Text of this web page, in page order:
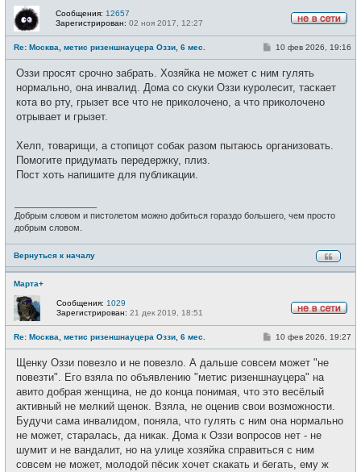
в
с
Сообщения: 12657
Зарегистрирован: 02 ноя 2017, 12:27
Re: Москва, метис ризеншнауцера Оззи, 6 мес.
С
б
щ
н
10 фев 2026, 19:16
Оззи просят срочно забрать. Хозяйка не может с ним гулять
нормально, она инвалид. Дома со скуки Оззи куролесит, таскает
кота во рту, грызет все что не приколочено, а что приколочено
отрывает и грызет.
Хелп, товарищи, а стопицот собак разом пытаюсь организовать.
Помогите придумать передержку, плиз.
Пост хоть напишите для публикации.
Добрым словом и пистолетом можно добиться гораздо большего, чем просто
добрым словом.
Вернуться к началу
Марта+
в
с
Сообщения: 1029
Зарегистрирован: 21 дек 2019, 18:51
Re: Москва, метис ризеншнауцера Оззи, 6 мес.
С
б
щ
н
и
10 фев 2026, 19:27
Щенку Оззи повезло и не повезло. А дальше совсем может "не
повезти". Его взяла по объявлению "метис ризеншнауцера" на
авито добрая женщина, не до конца понимая, что это весёлый
активный не мелкий щенок. Взяла, не оценив свои возможности.
Будучи сама инвалидом, поняла, что гулять с ним она нормально
не может, старалась, да никак. Дома к Оззи вопросов нет - не
шумит и не вандалит, но на улице хозяйка справиться с ним
совсем не может, молодой пёсик хочет скакать и бегать, ему ж